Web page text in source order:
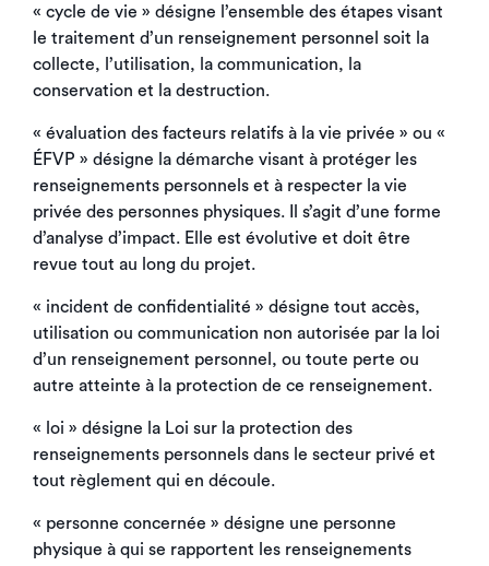
« cycle de vie » désigne l’ensemble des étapes visant
le traitement d’un renseignement personnel soit la
collecte, l’utilisation, la communication, la
conservation et la destruction.
« évaluation des facteurs relatifs à la vie privée » ou «
ÉFVP » désigne la démarche visant à protéger les
renseignements personnels et à respecter la vie
privée des personnes physiques. Il s’agit d’une forme
d’analyse d’impact. Elle est évolutive et doit être
revue tout au long du projet.
« incident de confidentialité » désigne tout accès,
utilisation ou communication non autorisée par la loi
d’un renseignement personnel, ou toute perte ou
autre atteinte à la protection de ce renseignement.
« loi » désigne la Loi sur la protection des
renseignements personnels dans le secteur privé et
tout règlement qui en découle.
« personne concernée » désigne une personne
physique à qui se rapportent les renseignements